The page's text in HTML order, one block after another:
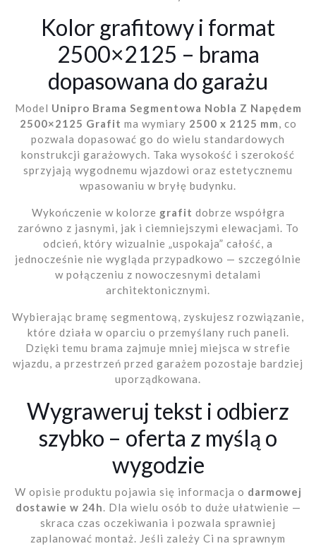
Kolor grafitowy i format
2500×2125 – brama
dopasowana do garażu
Model Unipro Brama Segmentowa Nobla Z Napędem
2500×2125 Grafit ma wymiary 2500 x 2125 mm, co
pozwala dopasować go do wielu standardowych
konstrukcji garażowych. Taka wysokość i szerokość
sprzyjają wygodnemu wjazdowi oraz estetycznemu
wpasowaniu w bryłę budynku.
Wykończenie w kolorze grafit dobrze współgra
zarówno z jasnymi, jak i ciemniejszymi elewacjami. To
odcień, który wizualnie „uspokaja” całość, a
jednocześnie nie wygląda przypadkowo — szczególnie
w połączeniu z nowoczesnymi detalami
architektonicznymi.
Wybierając bramę segmentową, zyskujesz rozwiązanie,
które działa w oparciu o przemyślany ruch paneli.
Dzięki temu brama zajmuje mniej miejsca w strefie
wjazdu, a przestrzeń przed garażem pozostaje bardziej
uporządkowana.
Wygraweruj tekst i odbierz
szybko – oferta z myślą o
wygodzie
W opisie produktu pojawia się informacja o darmowej
dostawie w 24h. Dla wielu osób to duże ułatwienie —
skraca czas oczekiwania i pozwala sprawniej
zaplanować montaż. Jeśli zależy Ci na sprawnym